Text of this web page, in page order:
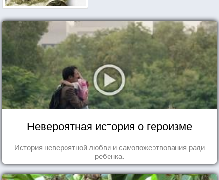
Невероятная история о героизме
История невероятной любви и самопожертвования ради
ребенка.